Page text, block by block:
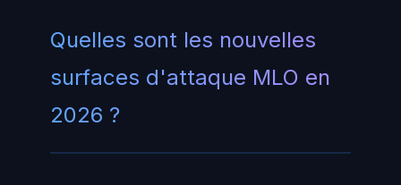
Quelles sont les nouvelles
surfaces d'attaque MLO en
2026 ?